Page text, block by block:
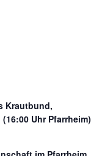
Krautbund,
Uhr Pfarrheim)